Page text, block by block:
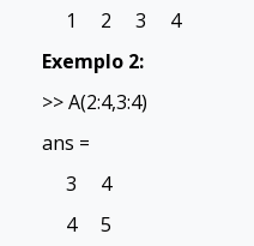
1 2 3 4
Exemplo 2:
>> A(2:4,3:4)
ans =
3 4
4 5